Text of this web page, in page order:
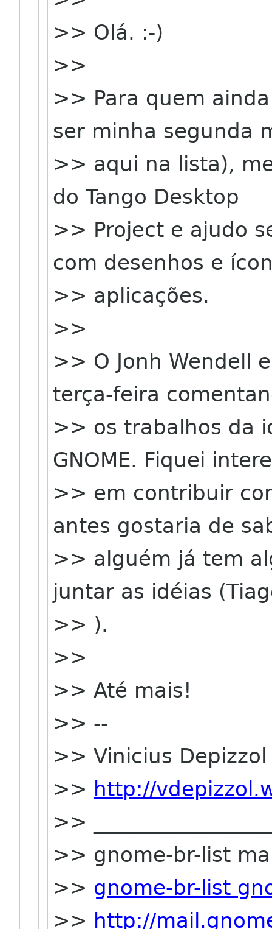
>> Olá. :-)
>>
>> Para quem
ser minha segunda
>> aqui na lista),
do Tango Desktop
>> Project e ajudo
com desenhos e
>> aplicações.
>>
>> O Jonh Wendell
terça-feira
>> os trabalhos da
GNOME. Fiquei
>> em contribuir
antes gostaria de
>> alguém já tem
juntar as idéias
>> ).
>>
>> Até mais!
>> --
>> Vinicius
>> http://
>>
>> gnome-br-list
>> gnome-br-list
>> http://